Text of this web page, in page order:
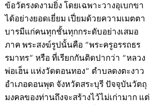
ข้อวัตรงดงามยิ่ง โดยเฉพาะวางอุเบกขา
ได้อย่างยอดเยี่ยม เปี่ยมด้วยความเมตตา
บารมีแก่คนทุกชั้นทุกกระดับอย่างเสมอ
ภาค พระสงฆ์รูปนั้นคือ “พระครูอรรถธร
รมาทร” หรือ ที่เรียกกันติดปากว่า “หลวง
พ่อเฮ็น แห่งวัดดอนทอง” ตำบลดงตะงาว
อำเภอดอนพุด จังหวัดสระบุรี ปัจจุบันวัตถุ
มงคลของท่านถึงจะสร้างไว้ไม่เก่ามาก แต่